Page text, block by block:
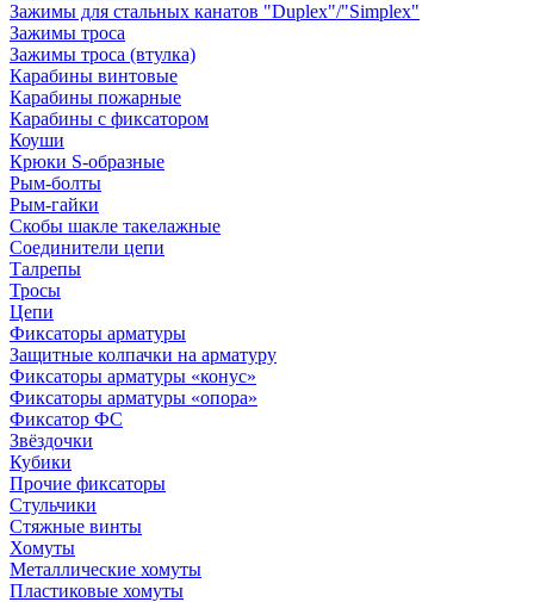
Зажимы для стальных канатов "Duplex"/"Simplex"
Зажимы троса
Зажимы троса (втулка)
Карабины винтовые
Карабины пожарные
Карабины с фиксатором
Коуши
Крюки S-образные
Рым-болты
Рым-гайки
Скобы шакле такелажные
Соединители цепи
Талрепы
Тросы
Цепи
Фиксаторы арматуры
Защитные колпачки на арматуру
Фиксаторы арматуры «конус»
Фиксаторы арматуры «опора»
Фиксатор ФС
Звёздочки
Кубики
Прочие фиксаторы
Стульчики
Стяжные винты
Хомуты
Металлические хомуты
Пластиковые хомуты